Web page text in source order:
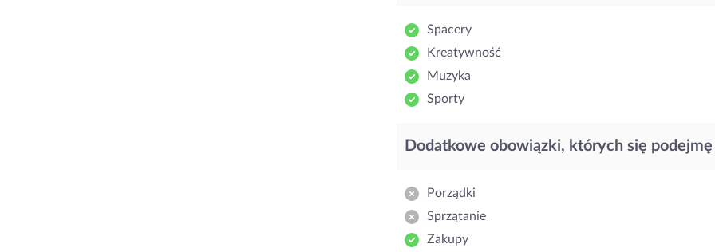
Spacery
Kreatywność
Muzyka
Sporty
Dodatkowe obowiązki, których się podejmę
Porządki
Sprzątanie
Zakupy